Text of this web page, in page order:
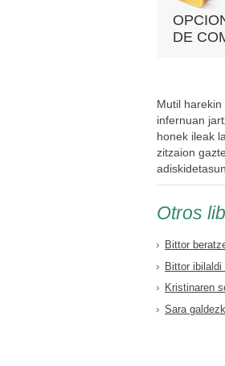
DE
Mutil
infernuan
honek ileak
zitzaion
Otros
Bittor
Bittor ibilaldi
Kristinaren
Sara